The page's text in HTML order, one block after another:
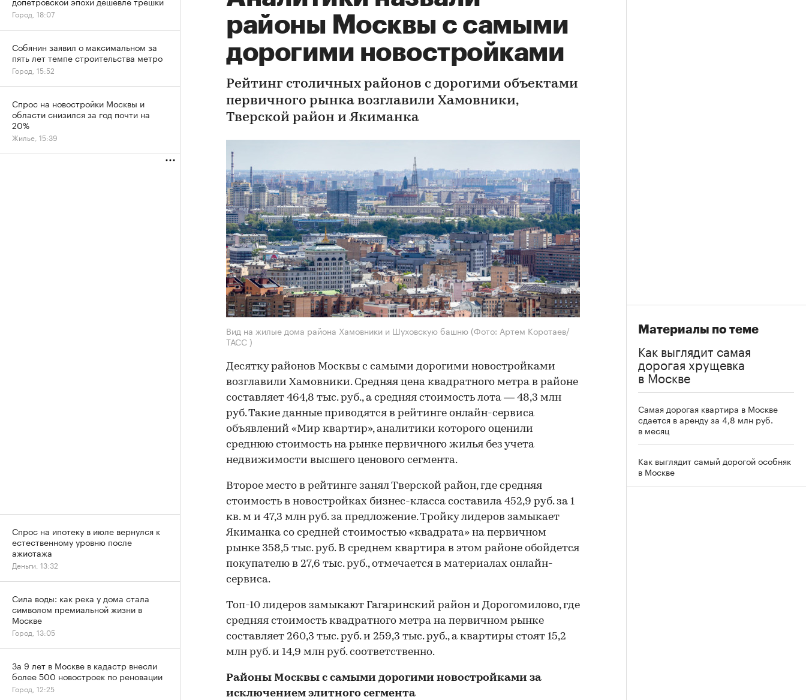
районы Москвы с самыми
дорогими новостройками
Рейтинг столичных районов с дорогими объектами
первичного рынка возглавили Хамовники,
Тверской район и Якиманка
Вид на жилые дома района Хамовники и Шуховскую башню (Фото: Артем Коротаев/
ТАСС )
Десятку районов Москвы с самыми дорогими новостройками
возглавили Хамовники. Средняя цена квадратного метра в районе
составляет 464,8 тыс. руб., а средняя стоимость лота — 48,3 млн
руб. Такие данные приводятся в рейтинге онлайн-сервиса
объявлений «Мир квартир», аналитики которого оценили
среднюю стоимость на рынке первичного жилья без учета
недвижимости высшего ценового сегмента.
Второе место в рейтинге занял Тверской район, где средняя
стоимость в новостройках бизнес-класса составила 452,9 руб. за 1
кв. м и 47,3 млн руб. за предложение. Тройку лидеров замыкает
Якиманка со средней стоимостью «квадрата» на первичном
рынке 358,5 тыс. руб. В среднем квартира в этом районе обойдется
покупателю в 27,6 тыс. руб., отмечается в материалах онлайн-
сервиса.
Топ-10 лидеров замыкают Гагаринский район и Дорогомилово, где
средняя стоимость квадратного метра на первичном рынке
составляет 260,3 тыс. руб. и 259,3 тыс. руб., а квартиры стоят 15,2
млн руб. и 14,9 млн руб. соответственно.
Районы Москвы с самыми дорогими новостройками за
исключением элитного сегмента
Материалы по теме
Как выглядит самая
дорогая хрущевка
в Москве
Самая дорогая квартира в Москве
сдается в аренду за 4,8 млн руб.
в месяц
Как выглядит самый дорогой особняк
в Москве
Город, 18:07
Собянин заявил о максимальном за
пять лет темпе строительства метро
Город, 15:52
Спрос на новостройки Москвы и
области снизился за год почти на
20%
Жилье, 15:39
Спрос на ипотеку в июле вернулся к
естественному уровню после
ажиотажа
Деньги, 13:32
Сила воды: как река у дома стала
символом премиальной жизни в
Москве
Город, 13:05
За 9 лет в Москве в кадастр внесли
более 500 новостроек по реновации
Город, 12:25